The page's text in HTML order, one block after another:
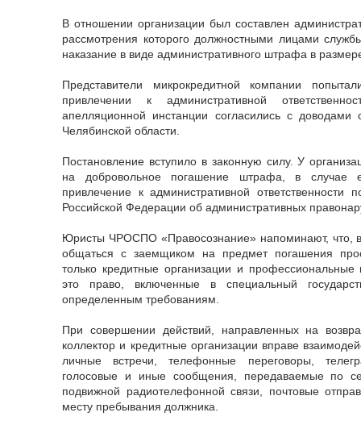
В отношении организации был составлен
рассмотрения которого должностными лицами
наказание в виде административного штрафа в
Представители микрокредитной компании
привлечении к административной
апелляционной инстанции согласились с
Челябинской области.
Постановление вступило в законную силу. У
на добровольное погашение штрафа, в случае
привлечение к административной ответственности
Российской Федерации об административных
Юристы ЧРОСПО «Правосознание» напоминают, что, в
общаться с заемщиком на предмет погашения
только кредитные организации и
это право, включенные в специальный
определенным требованиям.
При совершении действий, направленных на
коллектор и кредитные организации вправе
личные встречи, телефонные переговоры,
голосовые и иные сообщения, передаваемые по
подвижной радиотелефонной связи, почтовые
месту пребывания должника.